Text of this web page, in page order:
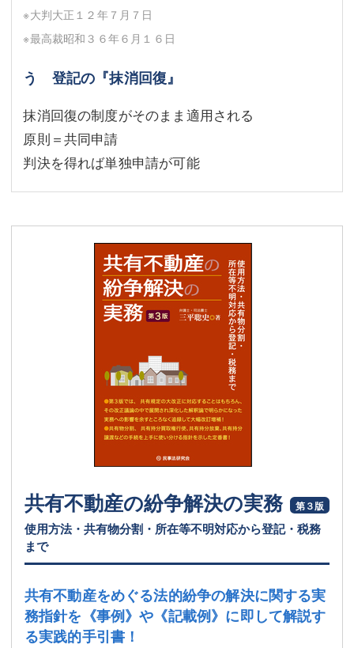
※大判大正１２年７月７日
※最高裁昭和３６年６月１６日
う 登記の『抹消回復』
抹消回復の制度がそのまま適用される
原則＝共同申請
判決を得れば単独申請が可能
共有不動産の紛争解決の実務 第３版
使用方法・共有物分割・所在等不明対応から登記・税務
まで
共有不動産をめぐる法的紛争の解決に関する実
務指針を 《事例》や《記載例》に即して解説す
る実践的手引書！